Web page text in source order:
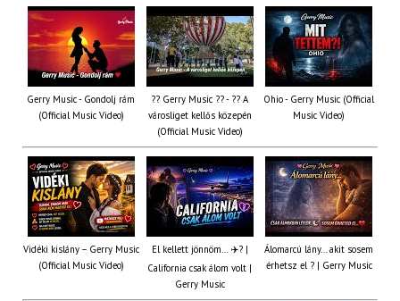
Gerry Music - Gondolj rám
(Official Music Video)
?? Gerry Music ?? - ?? A
városliget kellős közepén
(Official Music Video)
Ohio - Gerry Music (Official
Music Video)
Vidéki kislány – Gerry Music
(Official Music Video)
El kellett jönnöm… ✈️? |
California csak álom volt |
Gerry Music
Álomarcú lány… akit sosem
érhetsz el ? | Gerry Music